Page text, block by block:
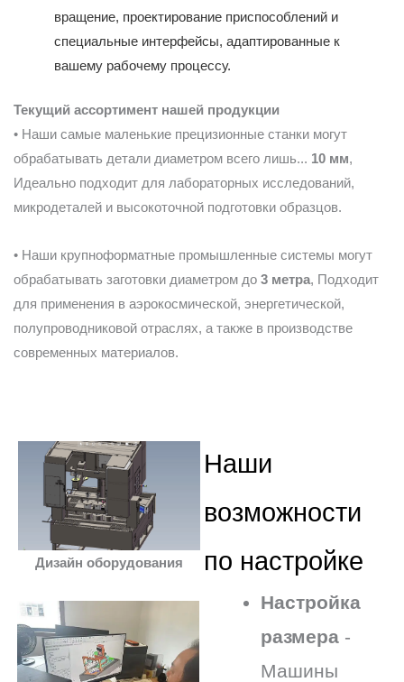
вращение, проектирование приспособлений и
специальные интерфейсы, адаптированные к
вашему рабочему процессу.
Текущий ассортимент нашей продукции
• Наши самые маленькие прецизионные станки могут
обрабатывать детали диаметром всего лишь... 10 мм,
Идеально подходит для лабораторных исследований,
микродеталей и высокоточной подготовки образцов.
• Наши крупноформатные промышленные системы могут
обрабатывать заготовки диаметром до 3 метра, Подходит
для применения в аэрокосмической, энергетической,
полупроводниковой отраслях, а также в производстве
современных материалов.
Дизайн оборудования
Наши
возможности
по настройке
Настройка
размера -
Машины